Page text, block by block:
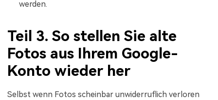
werden.
Teil 3. So stellen Sie alte
Fotos aus Ihrem Google-
Konto wieder her
Selbst wenn Fotos scheinbar unwiderruflich verloren